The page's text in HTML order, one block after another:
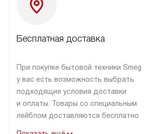
Бесплатная доставка
При покупке бытовой техники Smeg
у вас есть возможность выбрать
подходящие условия доставки
и оплаты. Товары со специальным
лейблом доставляются бесплатно